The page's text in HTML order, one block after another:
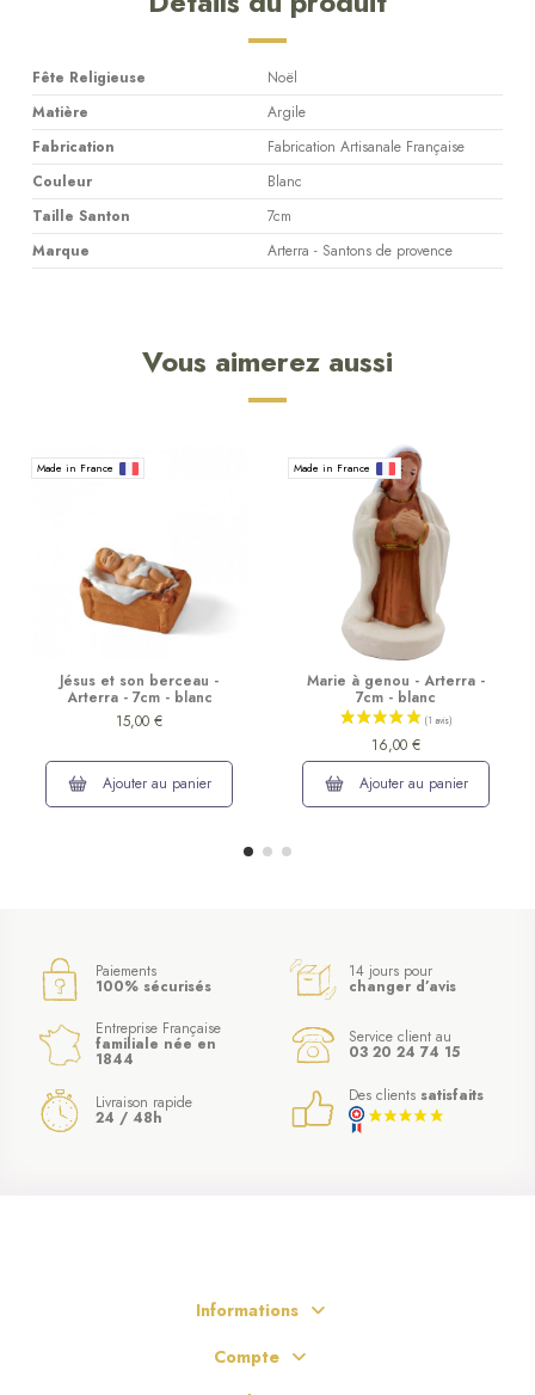
Fête Religieuse
Noël
Matière
Argile
Fabrication
Fabrication Artisanale Française
Couleur
Blanc
Taille Santon
7cm
Marque
Arterra - Santons de provence
Vous aimerez aussi
Made in France
Jésus et son berceau -
Arterra - 7cm - blanc
15,00 €
Ajouter au panier
Made in France
Marie à genou - Arterra -
7cm - blanc
16,00 €
Ajouter au panier
Paiements
100% sécurisés
14 jours pour
changer d’avis
Entreprise Française
familiale née en
1844
Service client au
03 20 24 74 15
Livraison rapide
24 / 48h
Des clients satisfaits
Informations
Compte